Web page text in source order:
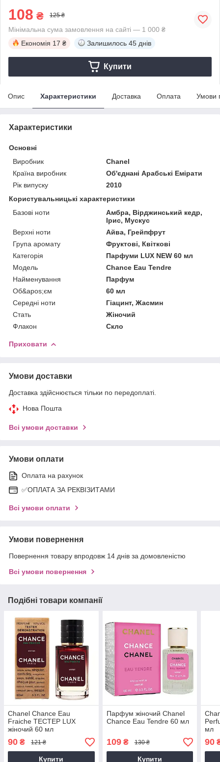
108 ₴ 125 ₴
Мінімальна сума замовлення на сайті — 1 000 ₴
Економія 17 ₴ Залишилось 45 днів
Купити
Опис Характеристики Доставка Оплата Умови
Характеристики
Основні
Виробник
Chanel
Країна виробник
Об'єднані Арабські Емірати
Рік випуску
2010
Користувальницькі характеристики
Базові ноти
Амбра, Вірджинський кедр,
Ірис, Мускус
Верхні ноти
Айва, Грейпфрут
Група аромату
Фруктові, Квіткові
Категорія
Парфуми LUX NEW 60 мл
Мoдель
Chance Eau Tendre
Найменування
Парфум
Об&apos;єм
60 мл
Середні ноти
Гіацинт, Жасмин
Стать
Жіночий
Флакон
Скло
Приховати
Умови доставки
Доставка здійснюється тільки по передоплаті.
Нова Пошта
Всі умови доставки
Умови оплати
Оплата на рахунок
✅ОПЛАТА ЗА РЕКВІЗИТАМИ
Всі умови оплати
Умови повернення
Повернення товару впродовж 14 днів за домовленістю
Всі умови повернення
Подібні товари компанії
Chanel Chance Eau
Fraiche ТЕСТЕР LUX
жіночий 60 мл
90 ₴ 121 ₴
Купити
Парфум жіночий Chanel
Chance Eau Tendre 60 мл
109₴ 130 ₴
Купити
мл
90